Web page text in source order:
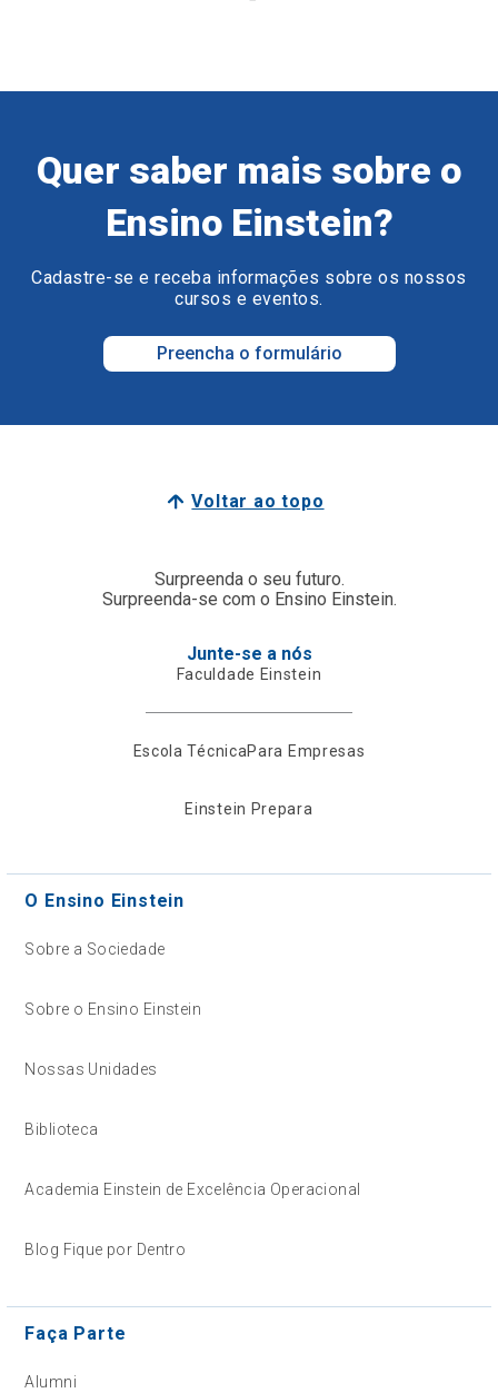
Quer saber mais sobre o
Ensino Einstein?
Cadastre-se e receba informações sobre os nossos
cursos e eventos.
Preencha o formulário
Voltar ao topo
Surpreenda o seu futuro.
Surpreenda-se com o Ensino Einstein.
Junte-se a nós
Faculdade Einstein
Escola TécnicaPara Empresas
Einstein Prepara
O Ensino Einstein
Sobre a Sociedade
Sobre o Ensino Einstein
Nossas Unidades
Biblioteca
Academia Einstein de Excelência Operacional
Blog Fique por Dentro
Faça Parte
Alumni